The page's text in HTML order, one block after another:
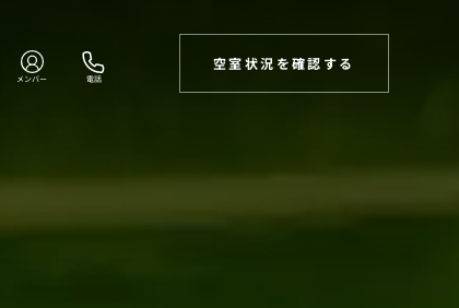
メンバー 電話
空室状況を確認する